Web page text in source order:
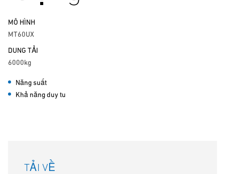
MÔ HÌNH
MT60UX
DUNG TẢI
6000kg
Năng suất
Khả năng duy tu
TẢI VỀ